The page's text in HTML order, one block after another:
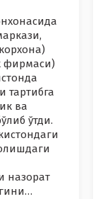
фирмаси)
ва
ўтди.
назорат